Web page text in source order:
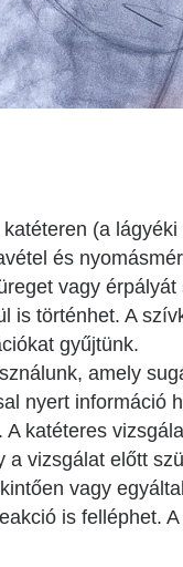
Pest
Pest
regiszter
ellátás
Gyógyszertár
(a
és
vagy
is történhet. A
gyűjtünk.
amely
nyert információ
katéteres
vizsgálat előtt
vagy
is felléphet.